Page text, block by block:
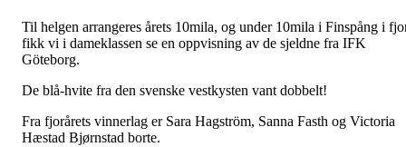
Til helgen arrangeres årets 10mila, og under 10mila i Finspång i
fikk vi i dameklassen se en oppvisning av de sjeldne fra IFK
Göteborg.
De blå-hvite fra den svenske vestkysten vant dobbelt!
Fra fjorårets vinnerlag er Sara Hagström, Sanna Fasth og Victoria
Hæstad Bjørnstad borte.